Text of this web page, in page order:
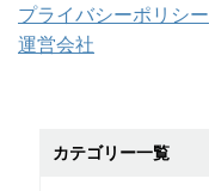
プライバシーポリシー
運営会社
カテゴリー一覧